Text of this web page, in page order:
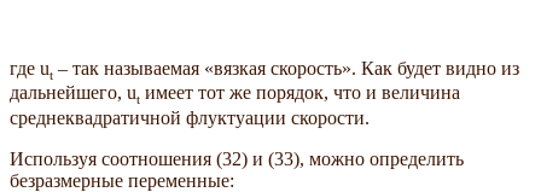
где ut – так называемая «вязкая скорость». Как будет видно из
дальнейшего, ut имеет тот же порядок, что и величина
среднеквадратичной флуктуации скорости.
Используя соотношения (32) и (33), можно определить
безразмерные переменные: